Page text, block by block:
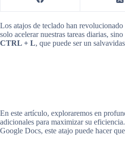
Los atajos de teclado han
solo acelerar nuestras tareas diarias,
CTRL + L, que puede ser un
En este artículo, exploraremos en
adicionales para maximizar su
Google Docs, este atajo puede hacer